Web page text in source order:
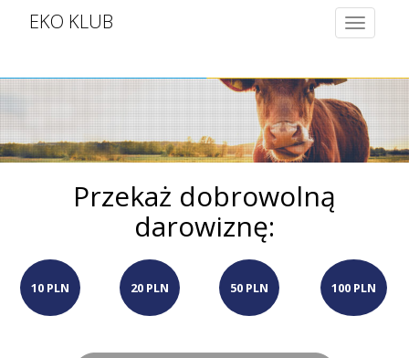
EKO KLUB
Toggle
Przekaż dobrowolną
darowiznę:
10 PLN 20 PLN 50 PLN 100 PLN